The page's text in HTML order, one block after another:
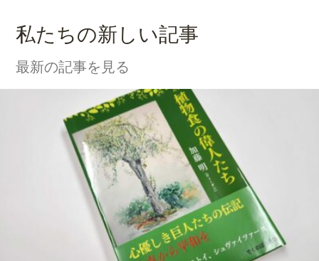
私たちの新しい記事
最新の記事を見る